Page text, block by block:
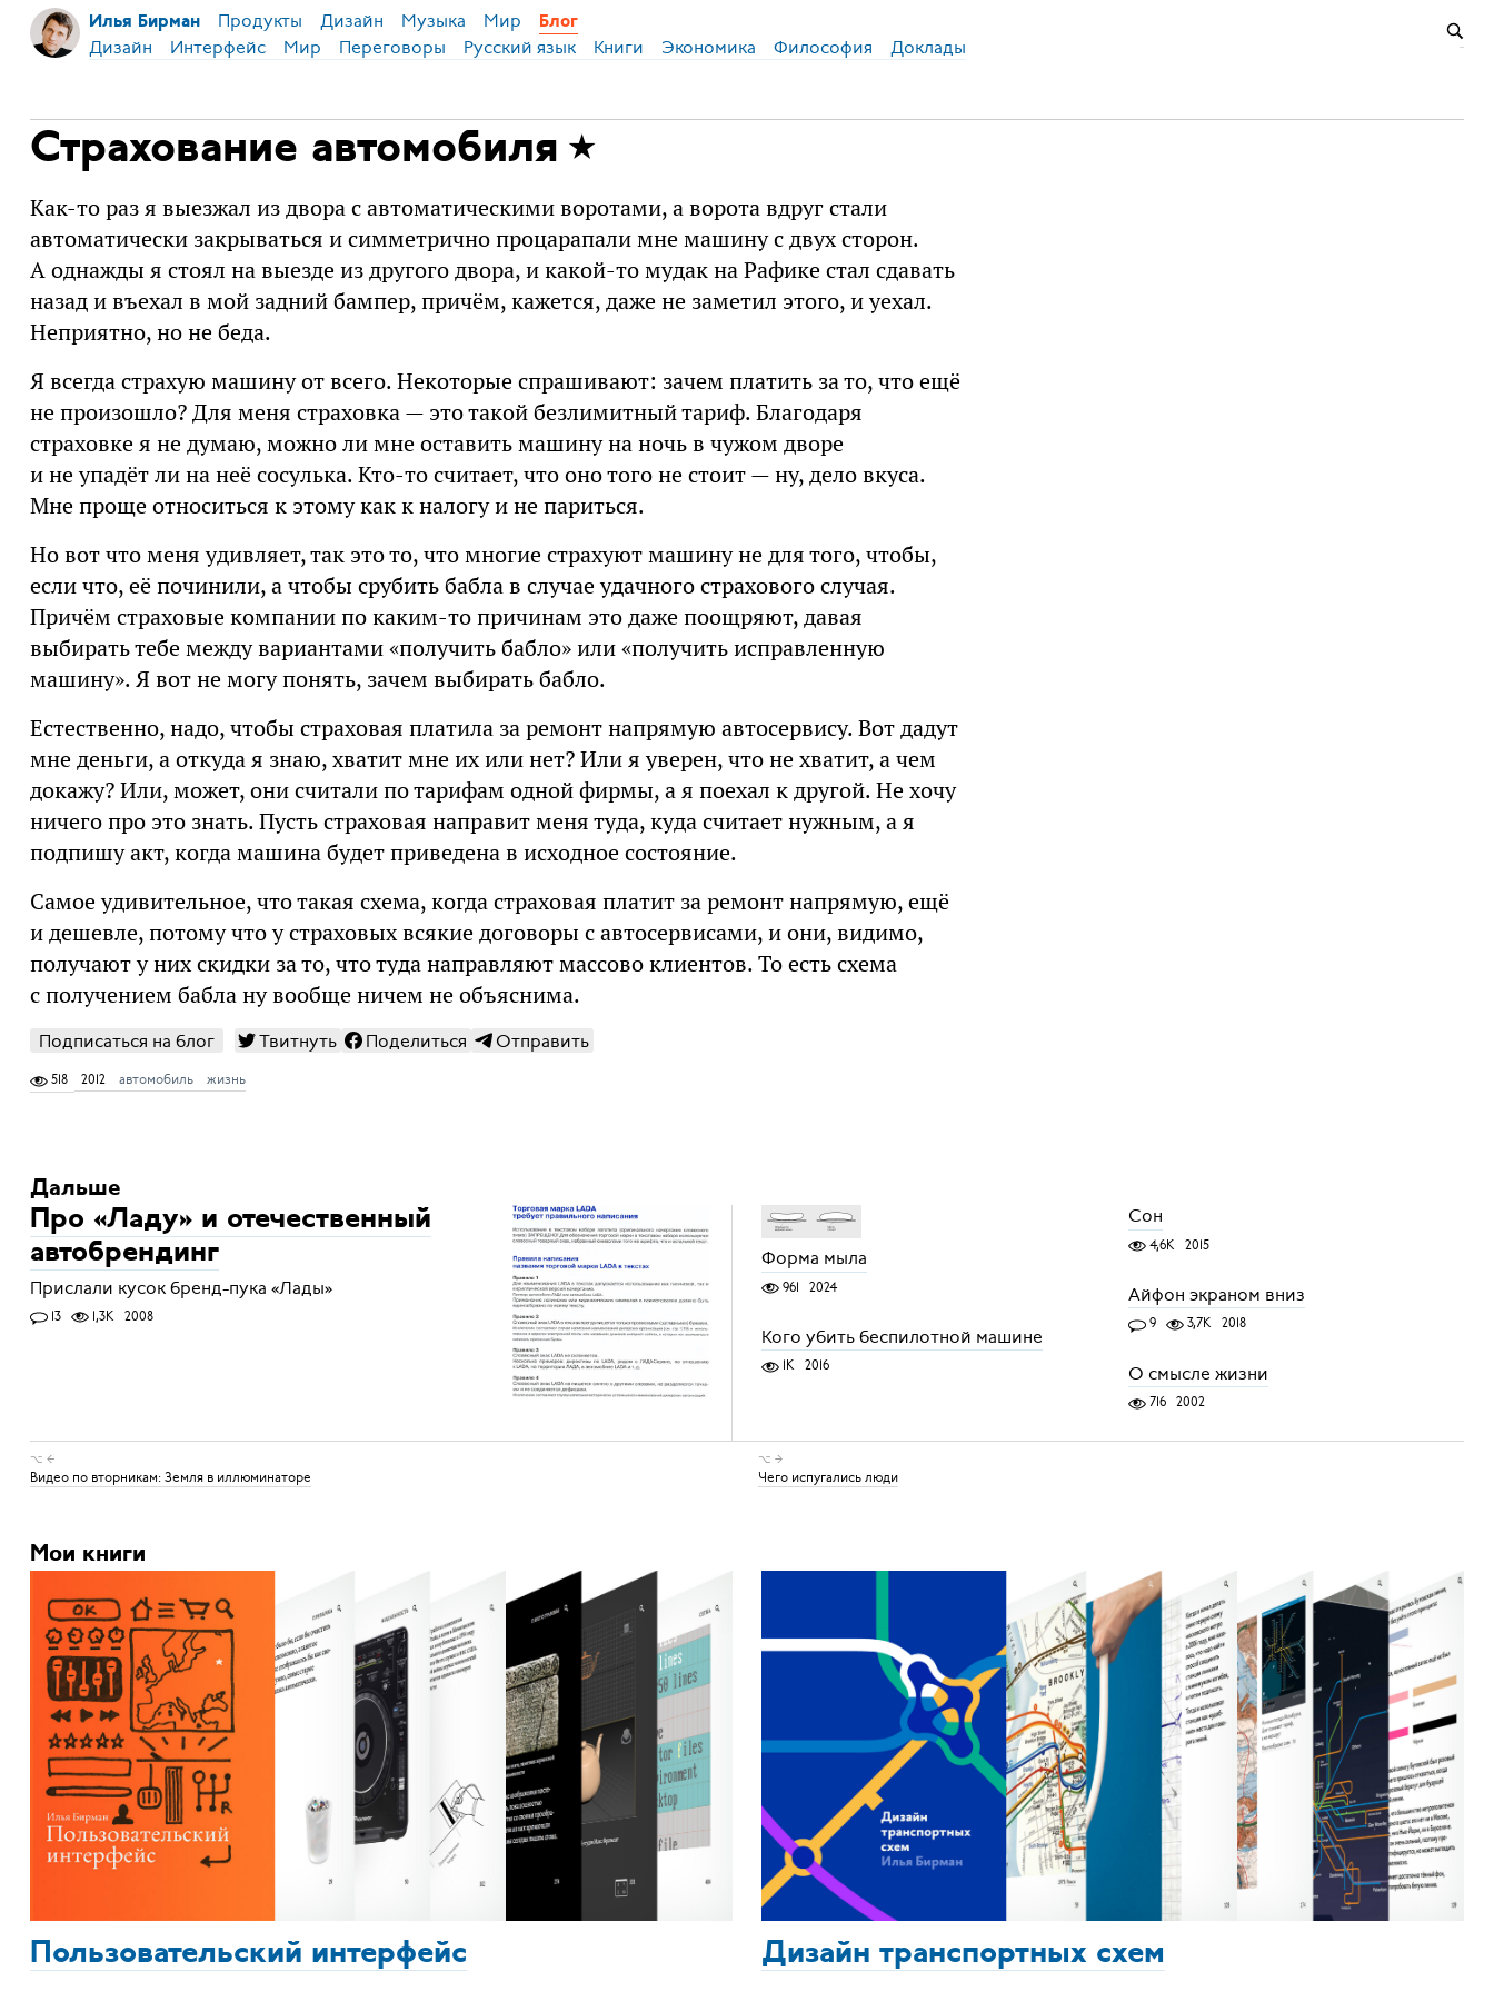
Илья Бирман Продукты Дизайн Музыка Мир Блог
Дизайн Интерфейс Мир Переговоры Русский язык Книги Экономика Философия Доклады
Страхование автомобиля
Как-то раз я выезжал из двора с автоматическими воротами, а ворота вдруг стали
автоматически закрываться и симметрично процарапали мне машину с двух сторон.
А однажды я стоял на выезде из другого двора, и какой-то мудак на Рафике стал сдавать
назад и въехал в мой задний бампер, причём, кажется, даже не заметил этого, и уехал.
Неприятно, но не беда.
Я всегда страхую машину от всего. Некоторые спрашивают: зачем платить за то, что ещё
не произошло? Для меня страховка — это такой безлимитный тариф. Благодаря
страховке я не думаю, можно ли мне оставить машину на ночь в чужом дворе
и не упадёт ли на неё сосулька. Кто-то считает, что оно того не стоит — ну, дело вкуса.
Мне проще относиться к этому как к налогу и не париться.
Но вот что меня удивляет, так это то, что многие страхуют машину не для того, чтобы,
если что, её починили, а чтобы срубить бабла в случае удачного страхового случая.
Причём страховые компании по каким-то причинам это даже поощряют, давая
выбирать тебе между вариантами «получить бабло» или «получить исправленную
машину». Я вот не могу понять, зачем выбирать бабло.
Естественно, надо, чтобы страховая платила за ремонт напрямую автосервису. Вот дадут
мне деньги, а откуда я знаю, хватит мне их или нет? Или я уверен, что не хватит, а чем
докажу? Или, может, они считали по тарифам одной фирмы, а я поехал к другой. Не хочу
ничего про это знать. Пусть страховая направит меня туда, куда считает нужным, а я
подпишу акт, когда машина будет приведена в исходное состояние.
Самое удивительное, что такая схема, когда страховая платит за ремонт напрямую, ещё
и дешевле, потому что у страховых всякие договоры с автосервисами, и они, видимо,
получают у них скидки за то, что туда направляют массово клиентов. То есть схема
с получением бабла ну вообще ничем не объяснима.
Подписаться на блог Твитнуть Поделиться Отправить
518 2012 автомобиль жизнь
Дальше
Про «Ладу» и отечественный
автобрендинг
Прислали кусок бренд-пука «Лады»
13 1,3K 2008
Форма мыла
961 2024
Кого убить беспилотной машине
1K 2016
Сон
4,6K 2015
Айфон экраном вниз
9 3,7K 2018
О смысле жизни
716 2002
⌥ ←
Видео по вторникам: Земля в иллюминаторе
⌥ →
Чего испугались люди
Мои книги
Пользовательский интерфейс Дизайн транспортных схем